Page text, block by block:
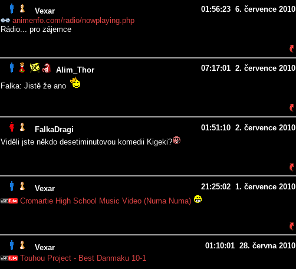
Vexar
01:56:23 6. července 2010
animenfo.com/radio/nowplaying.php
Rádio... pro zájemce
Alim_Thor
07:17:01 2. července 2010
Falka: Jistě že ano
FalkaDragi
01:51:10 2. července 2010
Viděli jste někdo desetiminutovou komedii Kigeki?
Vexar
21:25:02 1. července 2010
Cromartie High School Music Video (Numa Numa)
Vexar
01:10:01 28. června 2010
Touhou Project - Best Danmaku 10-1